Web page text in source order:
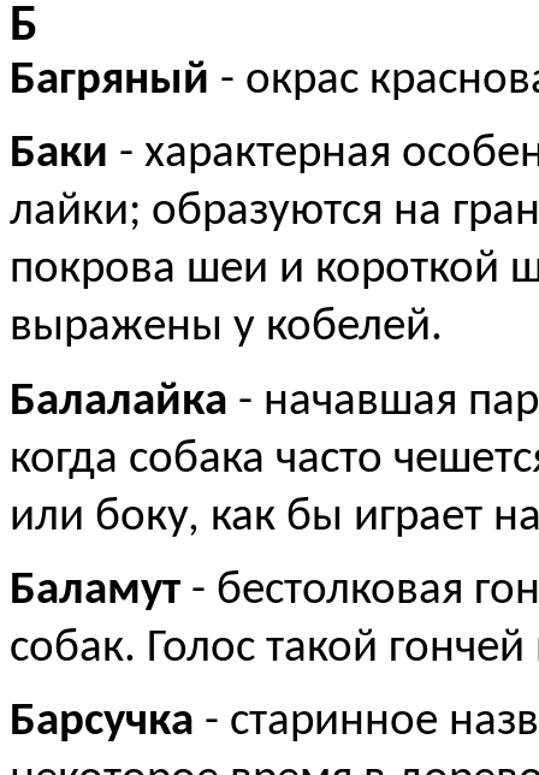
Б
Багряный - окрас
Баки - характерная
лайки; образуются на
покрова шеи и короткой
выражены у кобелей.
Балалайка - начавшая
когда собака часто
или боку, как бы играет
Баламут - бестолковая
собак. Голос такой
Барсучка - старинное